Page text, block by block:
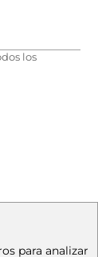
los
para analizar